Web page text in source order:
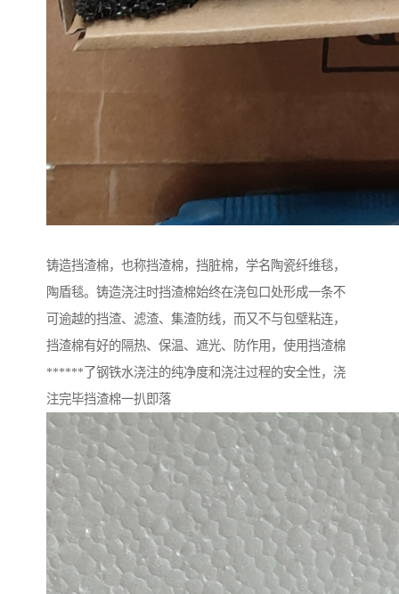
铸造挡渣棉，也称挡渣棉，挡脏棉，学名陶瓷纤维毯，
陶盾毯。铸造浇注时挡渣棉始终在浇包口处形成一条不
可逾越的挡渣、滤渣、集渣防线，而又不与包壁粘连，
挡渣棉有好的隔热、保温、遮光、防作用，使用挡渣棉
******了钢铁水浇注的纯净度和浇注过程的安全性，浇
注完毕挡渣棉一扒即落